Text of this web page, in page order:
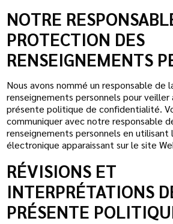
NOTRE
PROTECTION DES
RENSEIGNEMENTS
Nous avons nommé un responsable de
renseignements personnels pour
présente politique de confidentialité.
communiquer avec notre responsable
renseignements personnels en utilisant
électronique apparaissant sur le site
RÉVISIONS ET
INTERPRÉTATIONS
PRÉSENTE